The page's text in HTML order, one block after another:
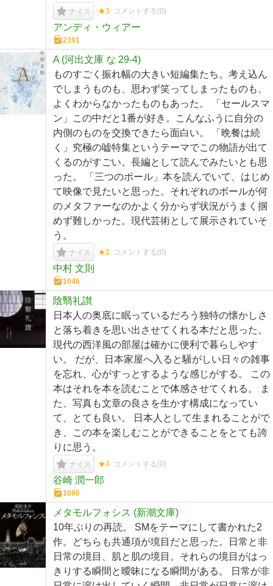
ナイス ★3 コメントする(0)
アンディ・ウィアー
2391
A (河出文庫 な 29-4)
ものすごく振れ幅の大きい短編集たち。考え込ん
でしまうものも、思わず笑ってしまったものも、
よくわからなかったものもあった。 「セールスマ
ン」この中だと1番が好き。こんなふうに自分の
内側のものを交換できたら面白い。 「晩餐は続
く」究極の嘘特集というテーマでこの物語が出て
くるのがすごい。長編として読んでみたいとも思
った。 「三つのボール」本を読んでいて、はじめ
て映像で見たいと思った。それぞれのボールが何
のメタファーなのかよく分からず状況がうまく掴
めず難しかった。現代芸術として展示されていそ
う。
ナイス ★2 コメントする(0)
中村 文則
1046
陰翳礼讃
日本人の奥底に眠っているだろう独特の懐かしさ
と落ち着きを思い出させてくれる本だと思った。
現代の西洋風の部屋は確かに便利で暮らしやす
い。 だが、日本家屋へ入ると騒がしい日々の雑事
を忘れ、心がすっとするような感じがする。 この
本はそれを本を読むことで体感させてくれる。 ま
た、写真も文章の良さを生かす構成になってい
て、とても良い。 日本人として生まれることがで
き、この本を楽しむことができることをとても誇
りに思う。
ナイス ★4 コメントする(0)
谷崎 潤一郎
1086
メタモルフォシス (新潮文庫)
10年ぶりの再読。 SMをテーマにして書かれた2
作。どちらも共通項が境目だと思った。日常と非
日常の境目、肌と肌の境目。それらの境目がはっ
きりする瞬間と曖昧になる瞬間がある。 日常が非